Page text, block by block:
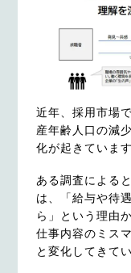
近年、採用市場
産年齢人口の減
化が起きています
ある調査による
は、「給与や待
ら」という理由
仕事内容のミス
と変化してきてい